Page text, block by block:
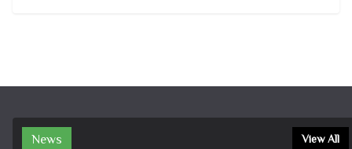
News View All